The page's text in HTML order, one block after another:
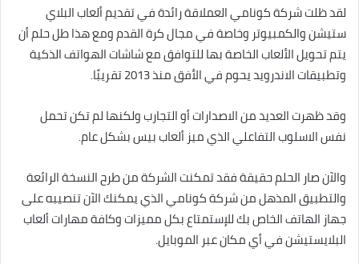
لقد ظلت شركة كونامي العملاقة رائدة في تقديم ألعاب البلاي
ستيشن والكمبيوتر وخاصة في مجال كرة القدم ومع هذا طل حلم أن
يتم تحويل الألعاب الخاصة بها للتوافق مع شاشات الهواتف الذكية
وتطبيقات الاندرويد يحوم في الأفق منذ 2013 تقريبًا.
وقد ظهرت العديد من الاصدارات أو التجارب ولكنها لم تكن تحمل
نفس الاسلوب التفاعلي الذي ميز ألعاب بيس بشكل عام.
والآن صار الحلم حقيقة فقد تمكنت الشركة من طرح النسخة الرائعة
والتطبيق المذهل من شركة كونامي الذي يمكنك الآن تنصيبه على
جهاز الهاتف الخاص بك للإستمتاع بكل مميزات وكافة مهارات ألعاب
البلايستيشن في أي مكان عبر الموبايل.